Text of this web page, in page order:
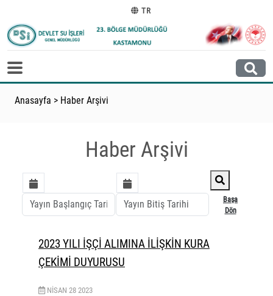
TR
Anasayfa > Haber Arşivi
Haber Arşivi
Başa
Dön
2023 YILI İŞÇİ ALIMINA İLİŞKİN KURA
ÇEKİMİ DUYURUSU
NISAN 28 2023